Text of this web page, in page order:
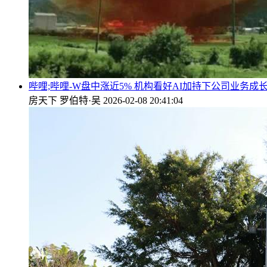
哔哩;哔哩-W盘中涨近5% 机构看好AI加持下公司业务成
房天下 罗伯特·吴 2026-02-08 20:41:04